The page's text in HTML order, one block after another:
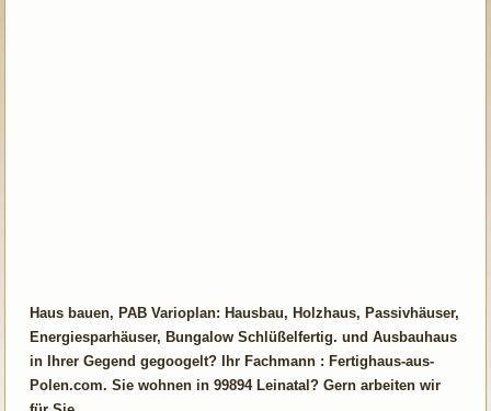
Haus bauen, PAB Varioplan: Hausbau, Holzhaus, Passivhäuser,
Energiesparhäuser, Bungalow Schlüßelfertig. und Ausbauhaus
in Ihrer Gegend gegoogelt? Ihr Fachmann : Fertighaus-aus-
Polen.com. Sie wohnen in 99894 Leinatal? Gern arbeiten wir